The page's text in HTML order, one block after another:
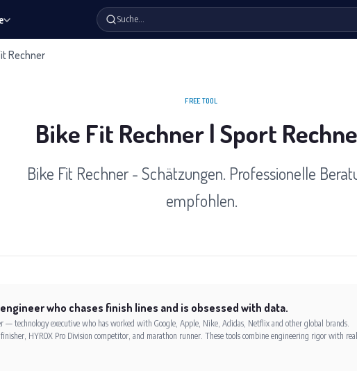
Suche…
Rechner
FREE TOOL
Bike Fit Rechner | Sport
Bike Fit Rechner - Schätzungen. Professionelle
empfohlen.
who chases finish lines and is obsessed with data.
— technology executive who has worked with Google, Apple, Nike, Adidas, Netflix and other global brands.
HYROX Pro Division competitor, and marathon runner. These tools combine engineering rigor with real